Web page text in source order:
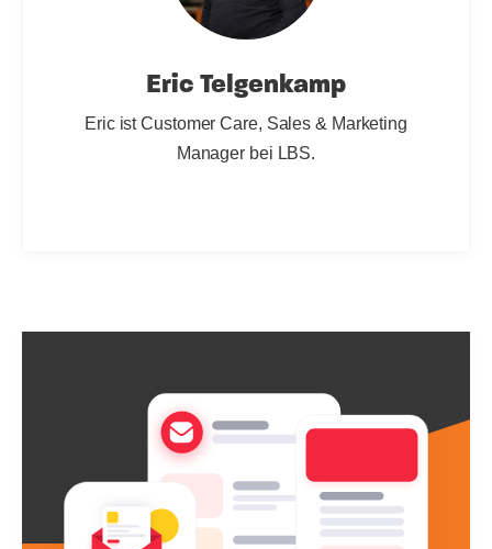
Eric Telgenkamp
Eric ist Customer Care, Sales & Marketing
Manager bei LBS.